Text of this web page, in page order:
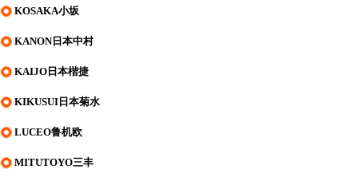
KOSAKA小坂
KANON日本中村
KAIJO日本楷捷
KIKUSUI日本菊水
LUCEO鲁机欧
MITUTOYO三丰